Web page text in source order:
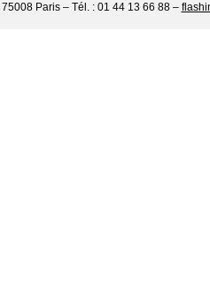
Paris – Tél. : 01 44 13 66 88 –